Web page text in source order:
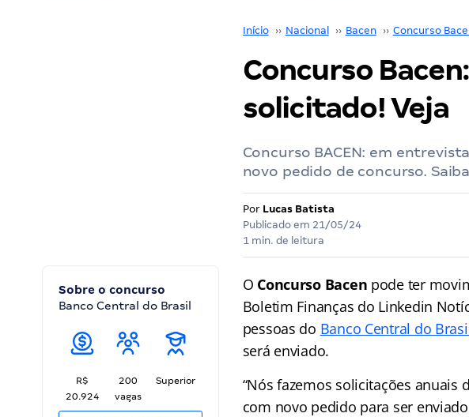
Início ›› Nacional ›› Bacen ›› Concurso
Concurso
solicitado! Veja
Concurso BACEN: em
novo pedido de concurso.
Por Lucas Batista
Publicado em 21/05/24
1 min. de leitura
Sobre o concurso
Banco Central do Brasil
R$
20.924
200
vagas
Superior
O Concurso Bacen pode ter
Boletim Finanças do Linkedin
pessoas do Banco Central do
será enviado.
“Nós fazemos solicitações anuais
com novo pedido para ser